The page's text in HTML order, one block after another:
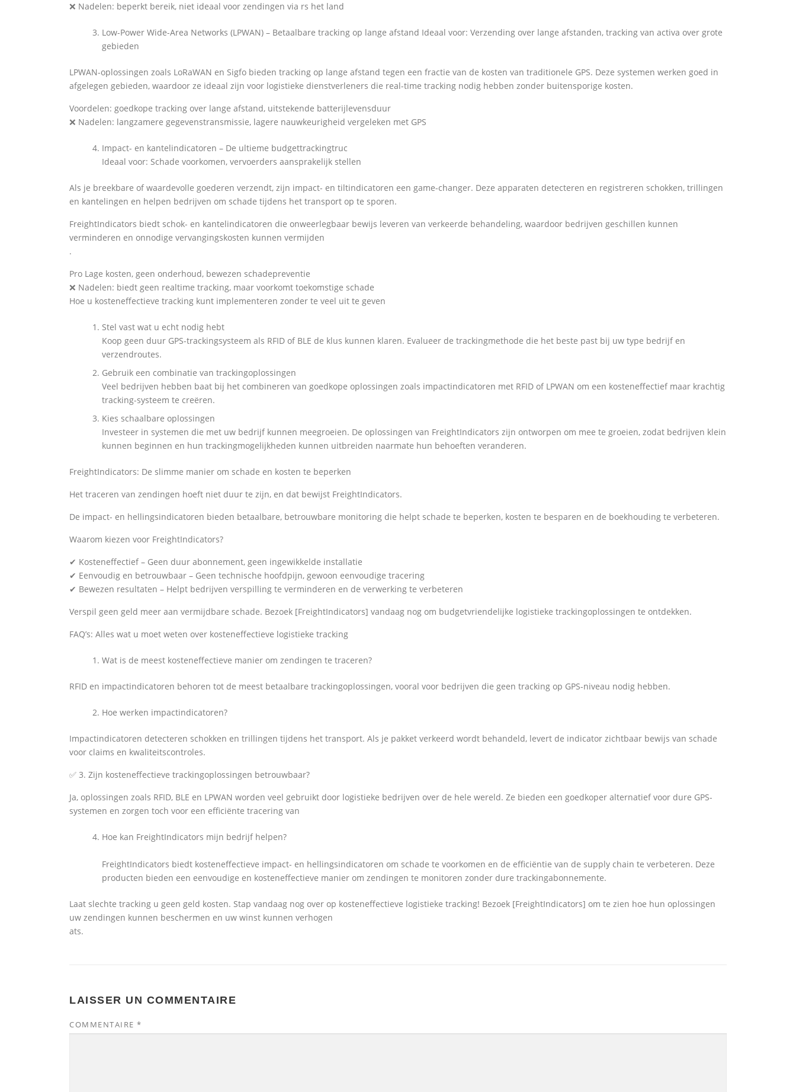
❌ Nadelen: beperkt bereik, niet ideaal voor zendingen via rs het land
Low-Power Wide-Area Networks (LPWAN) – Betaalbare tracking op lange afstand Ideaal voor: Verzending over lange afstanden, tracking van activa over grote
gebieden
LPWAN-oplossingen zoals LoRaWAN en Sigfo bieden tracking op lange afstand tegen een fractie van de kosten van traditionele GPS. Deze systemen werken goed in
afgelegen gebieden, waardoor ze ideaal zijn voor logistieke dienstverleners die real-time tracking nodig hebben zonder buitensporige kosten.
Voordelen: goedkope tracking over lange afstand, uitstekende batterijlevensduur
❌ Nadelen: langzamere gegevenstransmissie, lagere nauwkeurigheid vergeleken met GPS
Impact- en kantelindicatoren – De ultieme budgettrackingtruc
Ideaal voor: Schade voorkomen, vervoerders aansprakelijk stellen
Als je breekbare of waardevolle goederen verzendt, zijn impact- en tiltindicatoren een game-changer. Deze apparaten detecteren en registreren schokken, trillingen
en kantelingen en helpen bedrijven om schade tijdens het transport op te sporen.
FreightIndicators biedt schok- en kantelindicatoren die onweerlegbaar bewijs leveren van verkeerde behandeling, waardoor bedrijven geschillen kunnen
verminderen en onnodige vervangingskosten kunnen vermijden
.
Pro Lage kosten, geen onderhoud, bewezen schadepreventie
❌ Nadelen: biedt geen realtime tracking, maar voorkomt toekomstige schade
Hoe u kosteneffectieve tracking kunt implementeren zonder te veel uit te geven
Stel vast wat u echt nodig hebt
Koop geen duur GPS-trackingsysteem als RFID of BLE de klus kunnen klaren. Evalueer de trackingmethode die het beste past bij uw type bedrijf en
verzendroutes.
Gebruik een combinatie van trackingoplossingen
Veel bedrijven hebben baat bij het combineren van goedkope oplossingen zoals impactindicatoren met RFID of LPWAN om een kosteneffectief maar krachtig
tracking-systeem te creëren.
Kies schaalbare oplossingen
Investeer in systemen die met uw bedrijf kunnen meegroeien. De oplossingen van FreightIndicators zijn ontworpen om mee te groeien, zodat bedrijven klein
kunnen beginnen en hun trackingmogelijkheden kunnen uitbreiden naarmate hun behoeften veranderen.
FreightIndicators: De slimme manier om schade en kosten te beperken
Het traceren van zendingen hoeft niet duur te zijn, en dat bewijst FreightIndicators.
De impact- en hellingsindicatoren bieden betaalbare, betrouwbare monitoring die helpt schade te beperken, kosten te besparen en de boekhouding te verbeteren.
Waarom kiezen voor FreightIndicators?
✔ Kosteneffectief – Geen duur abonnement, geen ingewikkelde installatie
✔ Eenvoudig en betrouwbaar – Geen technische hoofdpijn, gewoon eenvoudige tracering
✔ Bewezen resultaten – Helpt bedrijven verspilling te verminderen en de verwerking te verbeteren
Verspil geen geld meer aan vermijdbare schade. Bezoek [FreightIndicators] vandaag nog om budgetvriendelijke logistieke trackingoplossingen te ontdekken.
FAQ’s: Alles wat u moet weten over kosteneffectieve logistieke tracking
Wat is de meest kosteneffectieve manier om zendingen te traceren?
RFID en impactindicatoren behoren tot de meest betaalbare trackingoplossingen, vooral voor bedrijven die geen tracking op GPS-niveau nodig hebben.
Hoe werken impactindicatoren?
Impactindicatoren detecteren schokken en trillingen tijdens het transport. Als je pakket verkeerd wordt behandeld, levert de indicator zichtbaar bewijs van schade
voor claims en kwaliteitscontroles.
✅ 3. Zijn kosteneffectieve trackingoplossingen betrouwbaar?
Ja, oplossingen zoals RFID, BLE en LPWAN worden veel gebruikt door logistieke bedrijven over de hele wereld. Ze bieden een goedkoper alternatief voor dure GPS-
systemen en zorgen toch voor een efficiënte tracering van
Hoe kan FreightIndicators mijn bedrijf helpen?
FreightIndicators biedt kosteneffectieve impact- en hellingsindicatoren om schade te voorkomen en de efficiëntie van de supply chain te verbeteren. Deze
producten bieden een eenvoudige en kosteneffectieve manier om zendingen te monitoren zonder dure trackingabonnemente.
Laat slechte tracking u geen geld kosten. Stap vandaag nog over op kosteneffectieve logistieke tracking! Bezoek [FreightIndicators] om te zien hoe hun oplossingen
uw zendingen kunnen beschermen en uw winst kunnen verhogen
ats.
LAISSER UN COMMENTAIRE
COMMENTAIRE *